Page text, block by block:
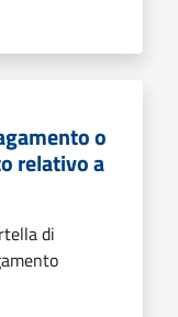
o
relativo a
di